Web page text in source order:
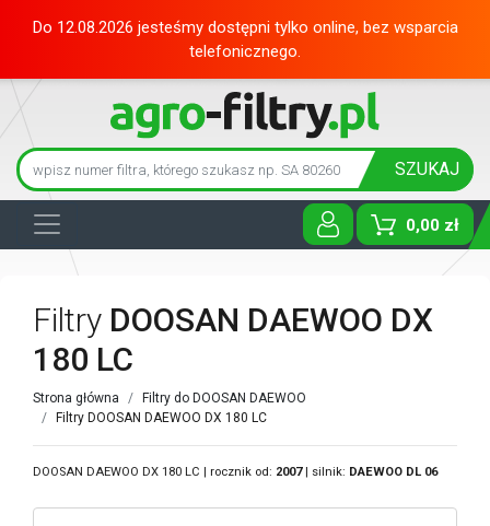
Do 12.08.2026 jesteśmy dostępni tylko online, bez wsparcia
telefonicznego.
SZUKAJ
0,00 zł
Toggle
Filtry DOOSAN DAEWOO DX
180 LC
Strona główna
Filtry do DOOSAN DAEWOO
Filtry DOOSAN DAEWOO DX 180 LC
DOOSAN DAEWOO DX 180 LC | rocznik od: 2007| silnik: DAEWOO DL 06